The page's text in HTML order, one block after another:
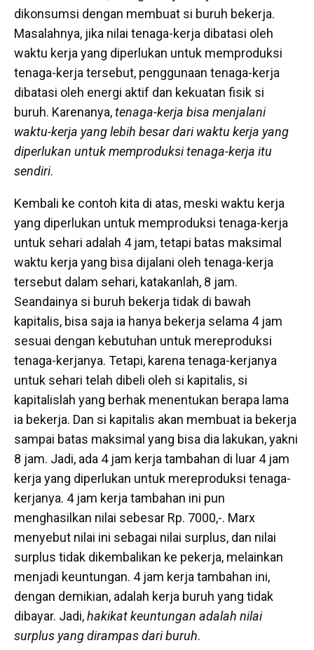
dikonsumsi dengan membuat si buruh bekerja.
Masalahnya, jika nilai tenaga-kerja dibatasi oleh
waktu kerja yang diperlukan untuk memproduksi
tenaga-kerja tersebut, penggunaan tenaga-kerja
dibatasi oleh energi aktif dan kekuatan fisik si
buruh. Karenanya,tenaga-kerja bisa menjalani
waktu-kerja yang lebih besar dari waktu kerja yang
diperlukan untuk memproduksi tenaga-kerja itu
sendiri.
Kembali ke contoh kita di atas, meski waktu kerja
yang diperlukan untuk memproduksi tenaga-kerja
untuk sehari adalah 4 jam, tetapi batas maksimal
waktu kerja yang bisa dijalani oleh tenaga-kerja
tersebut dalam sehari, katakanlah, 8 jam.
Seandainya si buruh bekerja tidak di bawah
kapitalis, bisa saja ia hanya bekerja selama 4 jam
sesuai dengan kebutuhan untuk mereproduksi
tenaga-kerjanya. Tetapi, karena tenaga-kerjanya
untuk sehari telah dibeli oleh si kapitalis, si
kapitalislah yang berhak menentukan berapa lama
ia bekerja. Dan si kapitalis akan membuat ia bekerja
sampai batas maksimal yang bisa dia lakukan, yakni
8 jam. Jadi, ada 4 jam kerja tambahan di luar 4 jam
kerja yang diperlukan untuk mereproduksi tenaga-
kerjanya. 4 jam kerja tambahan ini pun
menghasilkan nilai sebesar Rp. 7000,-. Marx
menyebut nilai ini sebagai nilai surplus, dan nilai
surplus tidak dikembalikan ke pekerja, melainkan
menjadi keuntungan. 4 jam kerja tambahan ini,
dengan demikian, adalah kerja buruh yang tidak
dibayar. Jadi,hakikat keuntungan adalah nilai
surplus yang dirampas dari buruh.